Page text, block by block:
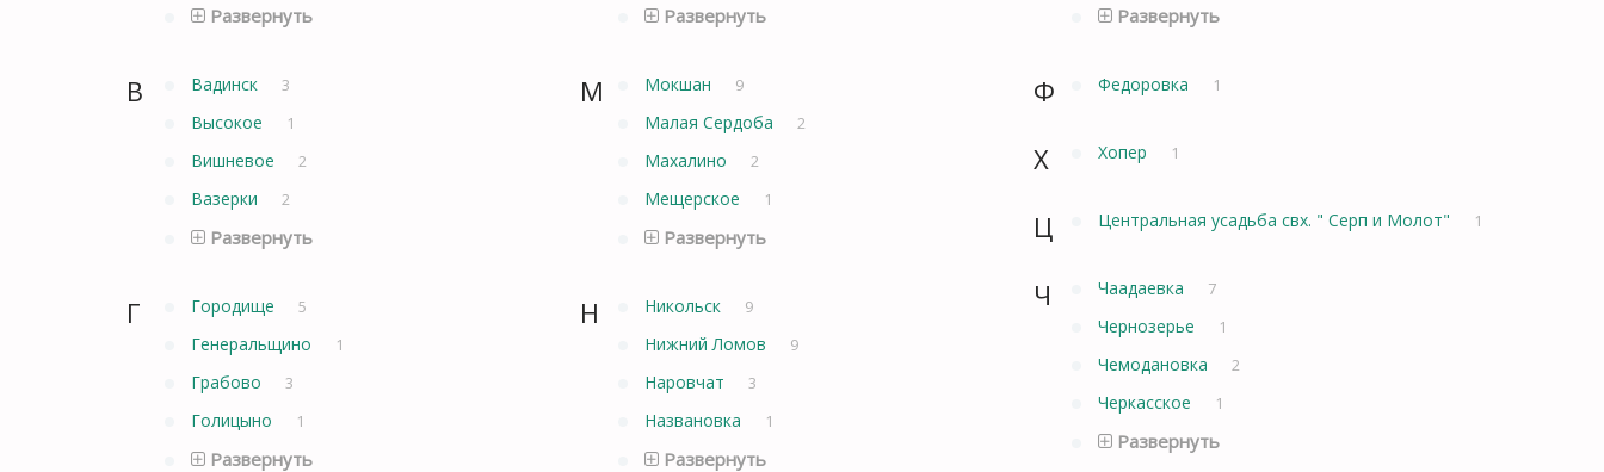
Развернуть
В Вадинск 3
Высокое 1
Вишневое 2
Вазерки 2
Развернуть
Г Городище 5
Генеральщино 1
Грабово 3
Голицыно 1
Развернуть
Развернуть
М Мокшан 9
Малая Сердоба 2
Махалино 2
Мещерское 1
Развернуть
Н Никольск 9
Нижний Ломов 9
Наровчат 3
Названовка 1
Развернуть
Развернуть
Ф Федоровка 1
Х Хопер 1
Ц Центральная усадьба свх. " Серп и Молот" 1
Ч Чаадаевка 7
Чернозерье 1
Чемодановка 2
Черкасское 1
Развернуть